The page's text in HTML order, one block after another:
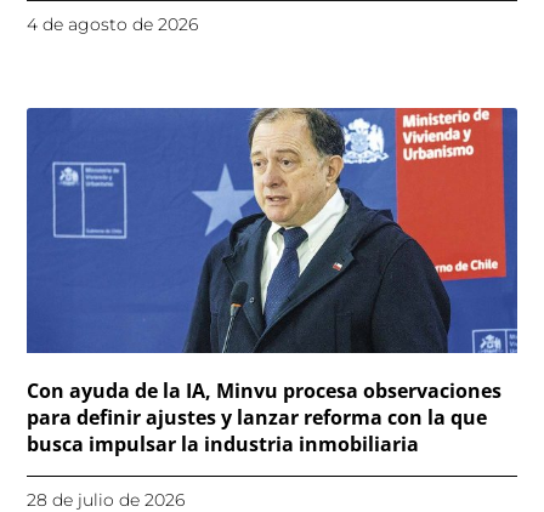
4 de agosto de 2026
Con ayuda de la IA, Minvu procesa observaciones
para definir ajustes y lanzar reforma con la que
busca impulsar la industria inmobiliaria
28 de julio de 2026